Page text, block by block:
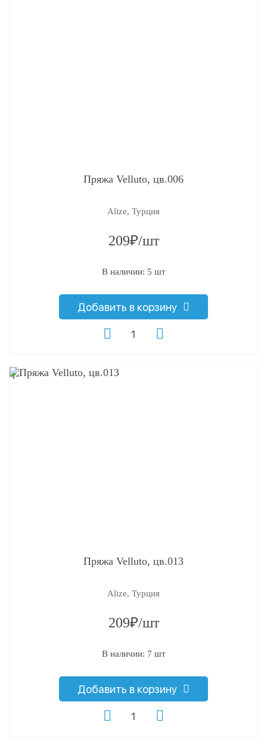
Пряжа Velluto, цв.006
Alize, Турция
209₽/шт
В наличии: 5 шт
Добавить в корзину
q
Пряжа Velluto, цв.013
Alize, Турция
209₽/шт
В наличии: 7 шт
Добавить в корзину